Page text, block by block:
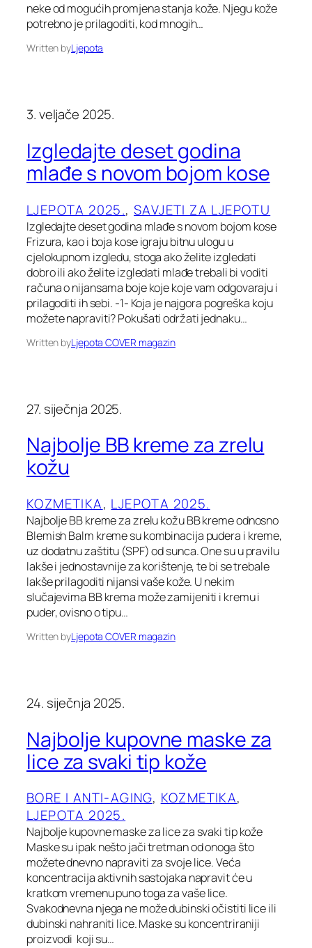
neke od mogućih promjena stanja kože. Njegu kože
potrebno je prilagoditi, kod mnogih…
Written byLjepota
3. veljače 2025.
Izgledajte deset godina
mlađe s novom bojom kose
LJEPOTA 2025., SAVJETI ZA LJEPOTU
Izgledajte deset godina mlađe s novom bojom kose
Frizura, kao i boja kose igraju bitnu ulogu u
cjelokupnom izgledu, stoga ako želite izgledati
dobro ili ako želite izgledati mlađe trebali bi voditi
računa o nijansama boje koje koje vam odgovaraju i
prilagoditi ih sebi. -1- Koja je najgora pogreška koju
možete napraviti? Pokušati održati jednaku…
Written byLjepota COVER magazin
27. siječnja 2025.
Najbolje BB kreme za zrelu
kožu
KOZMETIKA, LJEPOTA 2025.
Najbolje BB kreme za zrelu kožu BB kreme odnosno
Blemish Balm kreme su kombinacija pudera i kreme,
uz dodatnu zaštitu (SPF) od sunca. One su u pravilu
lakše i jednostavnije za korištenje, te bi se trebale
lakše prilagoditi nijansi vaše kože. U nekim
slučajevima BB krema može zamijeniti i kremu i
puder, ovisno o tipu…
Written byLjepota COVER magazin
24. siječnja 2025.
Najbolje kupovne maske za
lice za svaki tip kože
BORE I ANTI-AGING, KOZMETIKA
LJEPOTA 2025.
Najbolje kupovne maske za lice za svaki tip kože
Maske su ipak nešto jači tretman od onoga što
možete dnevno napraviti za svoje lice. Veća
koncentracija aktivnih sastojaka napravit će u
kratkom vremenu puno toga za vaše lice.
Svakodnevna njega ne može dubinski očistiti lice ili
dubinski nahraniti lice. Maske su koncentriraniji
proizvodi koji su…